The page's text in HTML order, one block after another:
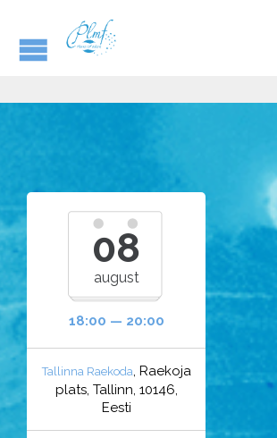
08
august
18:00 — 20:00
Tallinna Raekoda, Raekoja
plats, Tallinn, 10146,
Eesti